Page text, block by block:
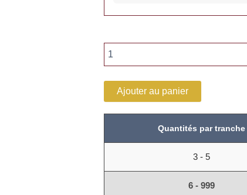
Ajouter au panier
Quantités par tranche
3 - 5
6 - 999